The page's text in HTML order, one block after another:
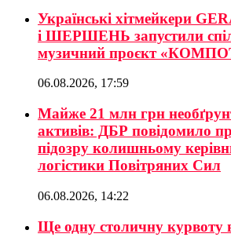
Українські хітмейкери
і ШЕРШЕНЬ запустили
музичний проєкт
06.08.2026, 17:59
Майже 21 млн грн
активів: ДБР повідомило
підозру колишньому
логістики Повітряних Сил
06.08.2026, 14:22
Ще одну столичну курвоту